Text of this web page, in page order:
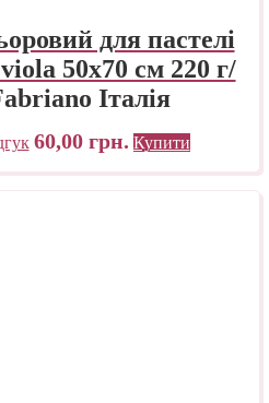
для пастелі
50х70 см 220 г/
Італія
60,00 грн. Купити